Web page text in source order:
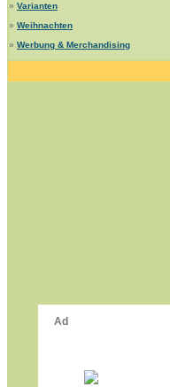
» Varianten
» Weihnachten
» Werbung & Merchandising